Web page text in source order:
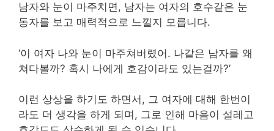
남자와 눈이 마주치면, 남자는 여자의 호수같은 눈
동자를 보고 매력적으로 느낄지 모릅니다.
‘이 여자 나와 눈이 마주쳐버렸어. 나같은 남자를 왜
쳐다볼까? 혹시 나에게 호감이라도 있는걸까?’
이런 상상을 하기도 하면서, 그 여자에 대해 한번이
라도 더 생각을 하게 되며, 그로 인해 마음이 설레고